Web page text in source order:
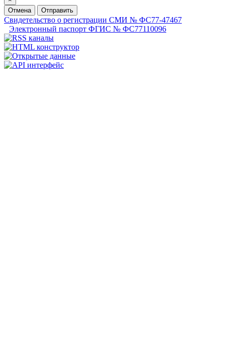
Отмена
Отправить
Свидетельство о регистрации СМИ № ФС77-47467
Электронный паспорт ФГИС № ФС77110096